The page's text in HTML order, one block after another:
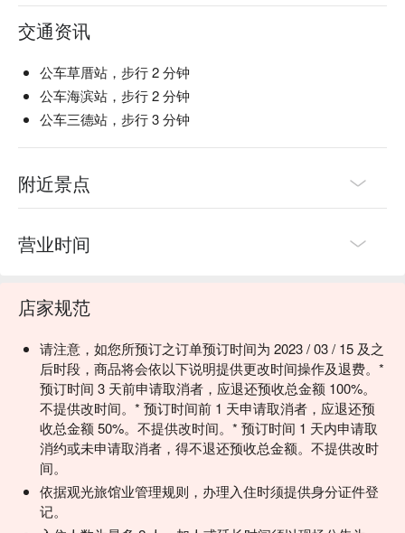
交通资讯
公车草厝站，步行 2 分钟
公车海滨站，步行 2 分钟
公车三德站，步行 3 分钟
附近景点
营业时间
店家规范
请注意，如您所预订之订单预订时间为 2023 / 03 / 15 及之
后时段，商品将会依以下说明提供更改时间操作及退费。*
预订时间 3 天前申请取消者，应退还预收总金额 100%。
不提供改时间。* 预订时间前 1 天申请取消者，应退还预
收总金额 50%。不提供改时间。* 预订时间 1 天内申请取
消约或未申请取消者，得不退还预收总金额。不提供改时
间。
依据观光旅馆业管理规则，办理入住时须提供身分证件登
记。